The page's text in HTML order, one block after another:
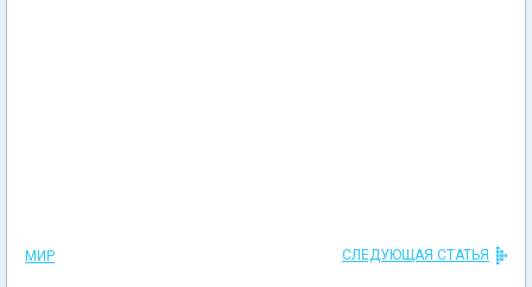
МИР СЛЕДУЮЩАЯ СТАТЬЯ